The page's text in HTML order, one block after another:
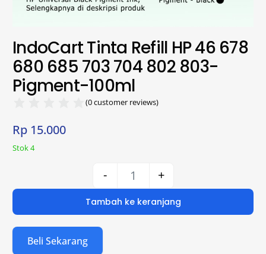
IndoCart Tinta Refill HP 46 678
680 685 703 704 802 803-
Pigment-100ml
(0customer reviews)
Rp 15.000
Stok 4
- +
Tambah ke keranjang
Beli Sekarang